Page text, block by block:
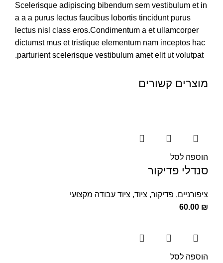
Scelerisque adipiscing bibendum sem vestibulum et in
a a a purus lectus faucibus lobortis tincidunt purus
lectus nisl class eros.Condimentum a et ullamcorper
dictumst mus et tristique elementum nam inceptos hac
parturient scelerisque vestibulum amet elit ut volutpat.
מוצרים קשורים
הוספה לסל
סנדלי פדיקור
ציפורניים, פדיקור, ציוד, ציוד עבודה מקצועי
60.00 ₪
הוספה לסל